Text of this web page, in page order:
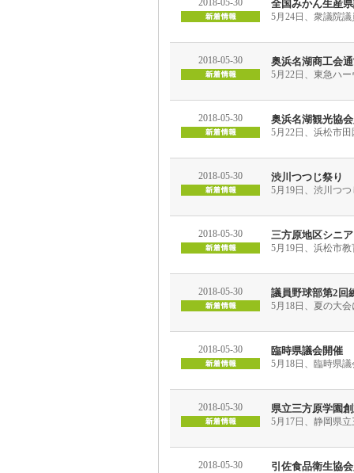
2018-05-30 全国みかん生産
5月24日、衆議院
2018-05-30 奥浜名湖商工会
5月22日、東急ハ
2018-05-30 奥浜名湖観光協
5月22日、浜松市
2018-05-30 渋川つつじ祭り
5月19日、渋川つ
2018-05-30 三方原地区シニ
5月19日、浜松市
2018-05-30 議員野球部第2回
5月18日、夏の大
2018-05-30 臨時県議会開催
5月18日、臨時県
2018-05-30 県立三方原学園
5月17日、静岡県
2018-05-30 引佐食品衛生協